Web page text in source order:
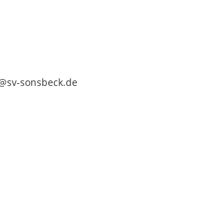
sonsbeck.de